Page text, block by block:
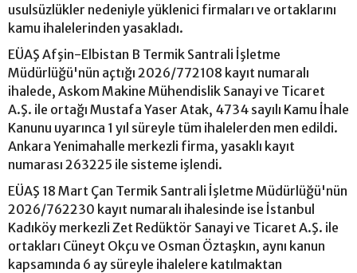
usulsüzlükler nedeniyle yüklenici firmaları ve ortaklarını
kamu ihalelerinden yasakladı.
EÜAŞ Afşin-Elbistan B Termik Santrali İşletme
Müdürlüğü'nün açtığı 2026/772108 kayıt numaralı
ihalede, Askom Makine Mühendislik Sanayi ve Ticaret
A.Ş. ile ortağı Mustafa Yaser Atak, 4734 sayılı Kamu İhale
Kanunu uyarınca 1 yıl süreyle tüm ihalelerden men edildi.
Ankara Yenimahalle merkezli firma, yasaklı kayıt
numarası 263225 ile sisteme işlendi.
EÜAŞ 18 Mart Çan Termik Santrali İşletme Müdürlüğü'nün
2026/762230 kayıt numaralı ihalesinde ise İstanbul
Kadıköy merkezli Zet Redüktör Sanayi ve Ticaret A.Ş. ile
ortakları Cüneyt Okçu ve Osman Öztaşkın, aynı kanun
kapsamında 6 ay süreyle ihalelere katılmaktan